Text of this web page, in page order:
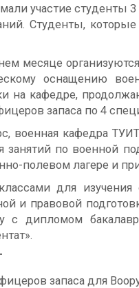
участие студенты
Студенты,
месяце
оснащению
на кафедре,
запаса по 4
военная кафедра
занятий по военной
полевом лагере и
для
и правовой
с дипломом
запаса для